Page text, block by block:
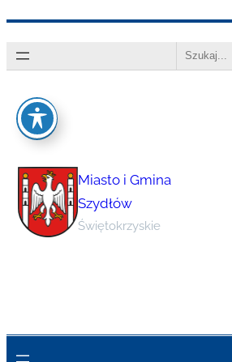
do
Search
Miasto i Gmina
Szydłów
Świętokrzyskie